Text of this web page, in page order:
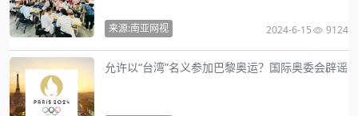
来源:南亚网视 2024-6-15 9124
允许以“台湾”名义参加巴黎奥运？国际奥委会辟谣